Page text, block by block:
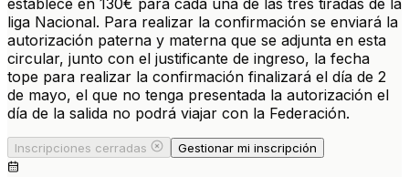
establece en 130€ para cada una de las tres tiradas de la
liga Nacional. Para realizar la confirmación se enviará la
autorización paterna y materna que se adjunta en esta
circular, junto con el justificante de ingreso, la fecha
tope para realizar la confirmación finalizará el día de 2
de mayo, el que no tenga presentada la autorización el
día de la salida no podrá viajar con la Federación.
Inscripciones cerradas Gestionar mi inscripción